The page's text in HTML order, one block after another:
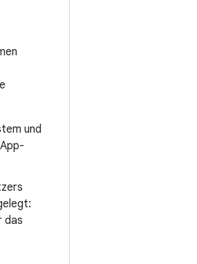
und
das